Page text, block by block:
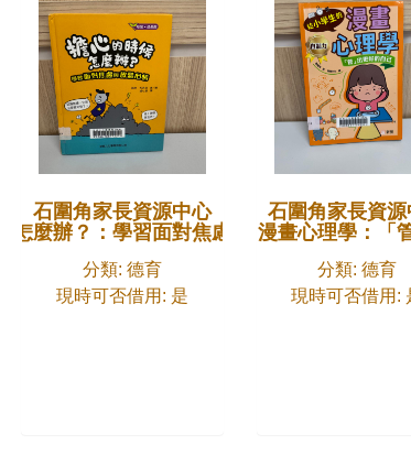
石圍角家長資源中心
怎麼辦？：學習面對焦慮與放鬆心情
分類: 德育
現時可否借用: 是
石圍角家長資
給小學生的漫畫心理學：「
分類: 德育
現時可否借用:
安心